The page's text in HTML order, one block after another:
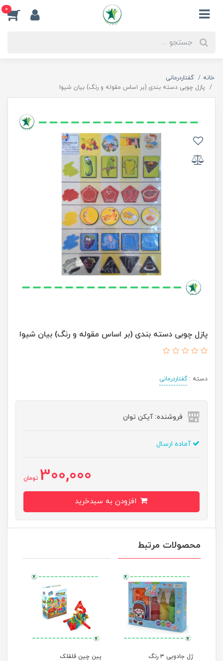
0
خانه
گفتاردرمانی
پازل چوبی دسته بندی (بر اساس مقوله و رنگ) بیان شیوا
پازل چوبی دسته بندی (بر اساس مقوله و رنگ) بیان شیوا
دسته :گفتاردرمانی
فروشنده: آیکن توان
آماده ارسال
300,000 تومان
محصولات مرتبط
ژل جادویی ۳ رنگ پین چین قلقلک